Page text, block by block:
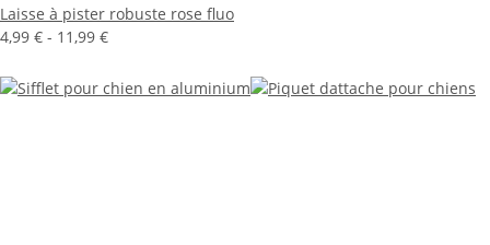
Laisse à pister robuste rose fluo
4,99 € - 11,99 €